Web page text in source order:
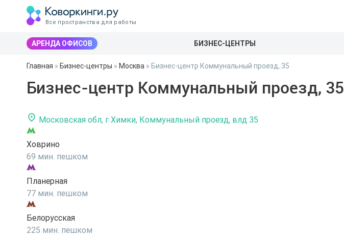
Все пространства для работы
АРЕНДА ОФИСОВ БИЗНЕС-ЦЕНТРЫ
Главная » Бизнес-центры » Москва » Бизнес-центр Коммунальный проезд, 35
Бизнес-центр Коммунальный проезд, 35
Московская обл, г Химки, Коммунальный проезд, влд 35
Ховрино
69 мин. пешком
Планерная
77 мин. пешком
Белорусская
225 мин. пешком